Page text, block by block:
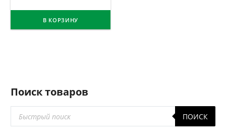
В КОРЗИНУ
Поиск товаров
товаров
ПОИСК